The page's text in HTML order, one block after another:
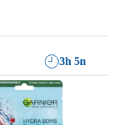
3h 5n